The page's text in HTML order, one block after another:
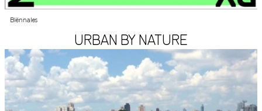
Biënnales
URBAN BY NATURE